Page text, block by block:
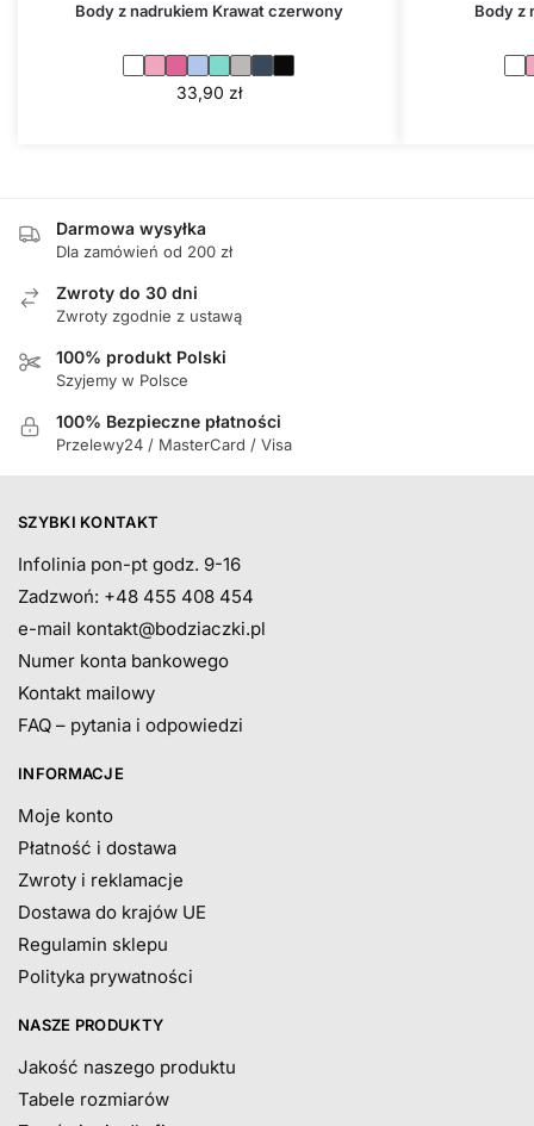
Body z nadrukiem Krawat czerwony
33,90 zł
Body z
Darmowa wysyłka
Dla zamówień od 200 zł
Zwroty do 30 dni
Zwroty zgodnie z ustawą
100% produkt Polski
Szyjemy w Polsce
100% Bezpieczne płatności
Przelewy24 / MasterCard / Visa
SZYBKI KONTAKT
Infolinia pon-pt godz. 9-16
Zadzwoń: +48 455 408 454
e-mail kontakt@bodziaczki.pl
Numer konta bankowego
Kontakt mailowy
FAQ – pytania i odpowiedzi
INFORMACJE
Moje konto
Płatność i dostawa
Zwroty i reklamacje
Dostawa do krajów UE
Regulamin sklepu
Polityka prywatności
NASZE PRODUKTY
Jakość naszego produktu
Tabele rozmiarów